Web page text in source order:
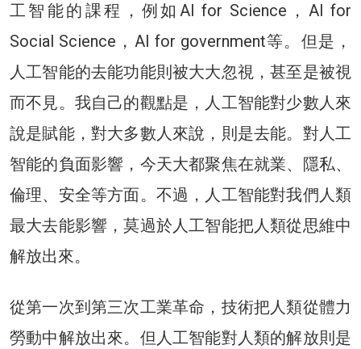
工智能的課程，例如AI for Science，AI for
Social Science，AI for government等。但是，
人工智能的去能功能則被大大忽視，甚至是被視
而不見。我自己的觀點是，人工智能對少數人來
說是賦能，對大多數人來說，則是去能。對人工
智能的負面影響，今天大都聚焦在就業、隱私、
倫理、安全等方面。不過，人工智能對我們人類
最大去能影響，莫過於人工智能把人類從思維中
解放出來。
從第一次到第三次工業革命，技術把人類從體力
勞動中解放出來。但人工智能對人類的解放則是